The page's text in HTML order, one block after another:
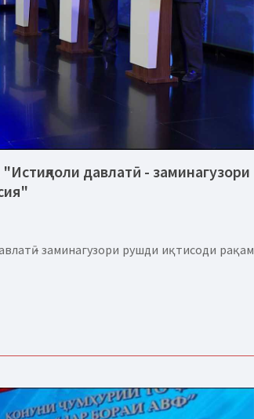
давлатӣ - заминагузори
- заминагузори рушди иқтисоди рақамӣ